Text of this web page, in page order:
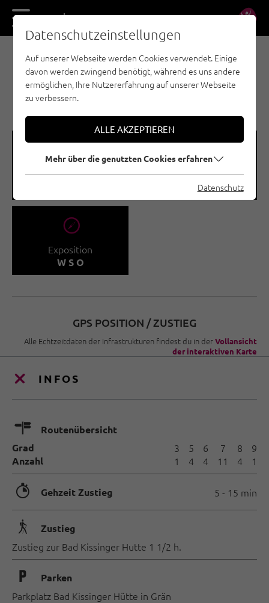
DE EN
SPORTKLETTERN - TANNHEIMER TAL
KLETTERGÄRTEN AN DER
BAD KISSINGER HÜTTE
🞽
Schwierigkeitsgrad
🍫
Routenanzahl
26
🞂
Exposition
W S O
GPS POSITION / ZUSTIEG
Alle Echtzeitdaten der Infrastrukturen findest du in derVollansicht
der interaktiven Karte
INFOS
🍫
Routenübersicht
Grad
Anzahl
3
1
5
4
6
4
7
11
8
4
9
1
🐲 Gehzeit Zustieg 5 - 15 min
🛬 Zustieg
Zustieg zur Bad Kissinger Hutte 1 1/2 h.
🐈 Parken
Parkplatz Bad Kissinger Hütte in Grän
Datenschutzeinstellungen
Auf unserer Webseite werden Cookies verwendet. Einige
davon werden zwingend benötigt, während es uns andere
ermöglichen, Ihre Nutzererfahrung auf unserer Webseite
zu verbessern.
ALLE AKZEPTIEREN
Mehr über die genutzten Cookies erfahren
Datenschutz